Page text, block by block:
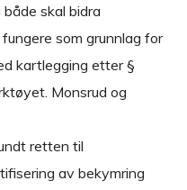
skal bidra
som grunnlag for
kartlegging etter §
Monsrud og
retten til
av bekymring